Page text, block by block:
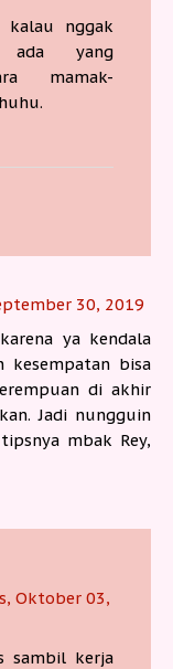
kalau nggak
ada yang
mamak-
30, 2019
ya kendala
kesempatan bisa
di akhir
Jadi nungguin
mbak Rey,
Oktober 03,
sambil kerja